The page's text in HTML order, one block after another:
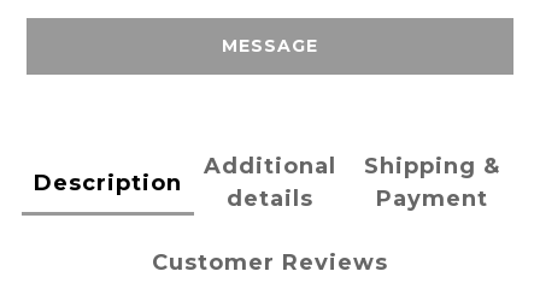
MESSAGE
Description
Additional
details
Shipping &
Payment
Customer Reviews